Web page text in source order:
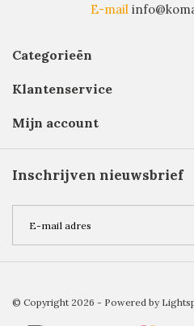
E-mail
Categorieën
Klantenservice
Mijn account
Inschrijven nieuwsbrief
© Copyright 2026 - Powered by